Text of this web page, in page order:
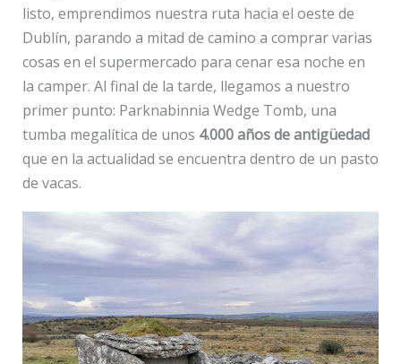
listo, emprendimos nuestra ruta hacia el oeste de
Dublín, parando a mitad de camino a comprar varias
cosas en el supermercado para cenar esa noche en
la camper. Al final de la tarde, llegamos a nuestro
primer punto: Parknabinnia Wedge Tomb, una
tumba megalítica de unos 4.000 años de antigüedad
que en la actualidad se encuentra dentro de un pasto
de vacas.